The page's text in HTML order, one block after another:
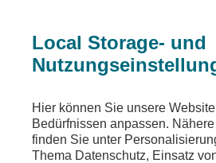
Local Storage- und
Hier können Sie unsere
Bedürfnissen anpassen.
finden Sie unter
Thema Datenschutz, Einsatz